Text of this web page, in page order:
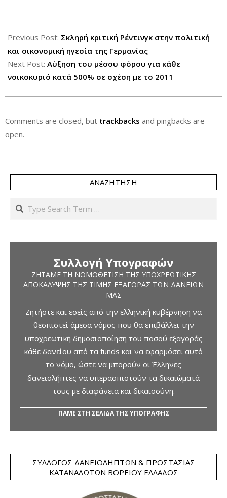
07-
19
Previous Post: Σκληρή κριτική Ρέντινγκ στην πολιτική
και οικονομική ηγεσία της Γερμανίας
Next Post: Αύξηση του μέσου φόρου για κάθε
νοικοκυριό κατά 500% σε σχέση με το 2011
Comments are closed, but trackbacks and pingbacks are
open.
ΑΝΑΖΉΤΗΣΗ
Search
Συλλογή Υπογραφών
ΖΗΤΆΜΕ ΤΗ ΝΟΜΟΘΈΤΙΣΗ ΤΗΣ ΥΠΟΧΡΕΩΤΙΚΉΣ
ΑΠΟΚΆΛΥΨΗΣ ΤΗΣ ΤΙΜΉΣ ΕΞΑΓΟΡΆΣ ΤΩΝ ΔΑΝΕΊΩΝ
ΜΑΣ
Ζητήστε και εσείς από την ελληνική κυβέρνηση να
θεσπιστεί άμεσα νόμος που θα επιβάλλει την
υποχρεωτική δημοσιοποίηση του ποσού εξαγοράς
κάθε δανείου από τα funds και να εφαρμόσει αυτό
το νόμο, ώστε να μπορούν οι Έλληνες
δανειολήπτες να υπερασπιστούν τα δικαιώματά
τους με διαφάνεια και δικαιοσύνη.
ΠΑΜΕ ΣΤΗ ΣΕΛΙΔΑ ΤΗΣ ΥΠΟΓΡΑΦΗΣ
ΣΎΛΛΟΓΟΣ ΔΑΝΕΙΟΛΗΠΤΏΝ & ΠΡΟΣΤΑΣΊΑΣ
ΚΑΤΑΝΑΛΩΤΏΝ ΒΟΡΕΊΟΥ ΕΛΛΆΔΟΣ